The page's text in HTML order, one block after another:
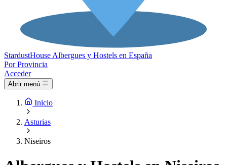
StardustHouse Albergues y Hostels en España
Por Provincia
Acceder
Abrir menú
Inicio
Asturias
Niseiros